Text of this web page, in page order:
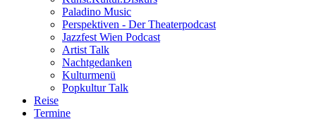
Paladino Music
Perspektiven - Der Theaterpodcast
Jazzfest Wien Podcast
Artist Talk
Nachtgedanken
Kulturmenü
Popkultur Talk
Reise
Termine